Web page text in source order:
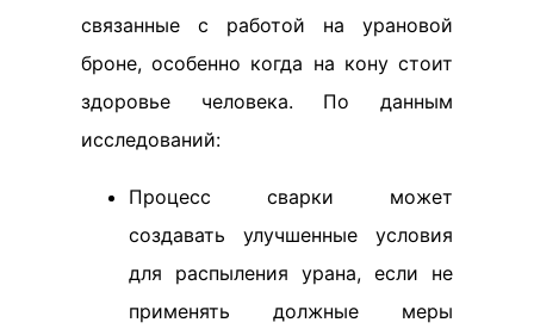
связанные с работой на урановой
броне, особенно когда на кону стоит
здоровье человека. По данным
исследований:
Процесс сварки может
создавать улучшенные условия
для распыления урана, если не
применять должные меры